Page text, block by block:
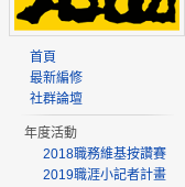
首頁
最新編修
社群論壇
年度活動
2018職務維基按讚賽
2019職涯小記者計畫